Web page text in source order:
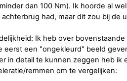
dan 100 Nm). Ik hoorde al
had, maar dit zou bij de
Ik heb over
eerst een "ongekleurd" beeld
in detail te kunnen zeggen heb ik
remmen om te vergelijken: